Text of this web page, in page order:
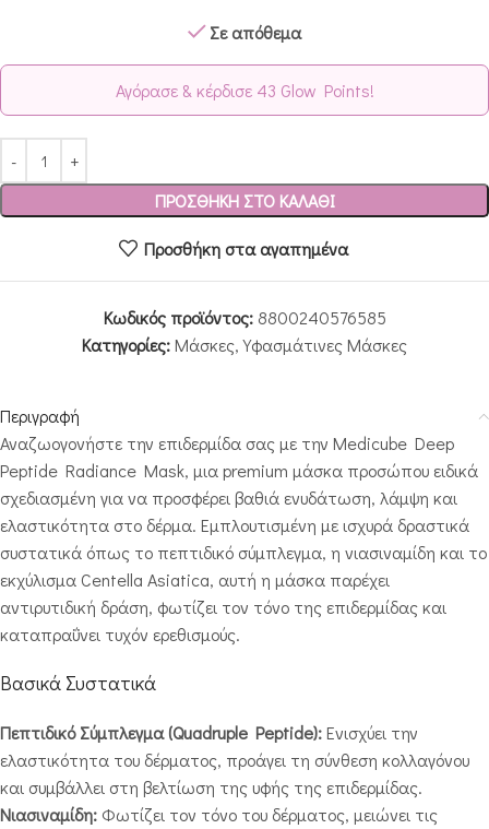
Σε απόθεμα
Αγόρασε & κέρδισε 43 Glow Points!
ΠΡΟΣΘΉΚΗ ΣΤΟ ΚΑΛΆΘΙ
Προσθήκη στα αγαπημένα
Κωδικός προϊόντος: 8800240576585
Κατηγορίες:Μάσκες, Υφασμάτινες Μάσκες
Περιγραφή
Αναζωογονήστε την επιδερμίδα σας με την Medicube Deep
Peptide Radiance Mask, μια premium μάσκα προσώπου ειδικά
σχεδιασμένη για να προσφέρει βαθιά ενυδάτωση, λάμψη και
ελαστικότητα στο δέρμα. Εμπλουτισμένη με ισχυρά δραστικά
συστατικά όπως το πεπτιδικό σύμπλεγμα, η νιασιναμίδη και το
εκχύλισμα Centella Asiatica, αυτή η μάσκα παρέχει
αντιρυτιδική δράση, φωτίζει τον τόνο της επιδερμίδας και
καταπραΰνει τυχόν ερεθισμούς.
Βασικά Συστατικά
Πεπτιδικό Σύμπλεγμα (Quadruple Peptide):Ενισχύει την
ελαστικότητα του δέρματος, προάγει τη σύνθεση κολλαγόνου
και συμβάλλει στη βελτίωση της υφής της επιδερμίδας.
Νιασιναμίδη: Φωτίζει τον τόνο του δέρματος, μειώνει τις